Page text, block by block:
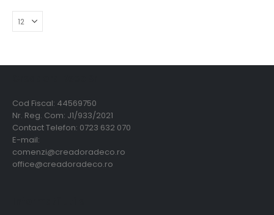
Cod Fiscal: 44569750
Nr. Reg. Com: J1/933/2021
Contact Telefon: 0723 632 070
E-mail:
comenzi@creadoradeco.ro
office@creadoradeco.ro